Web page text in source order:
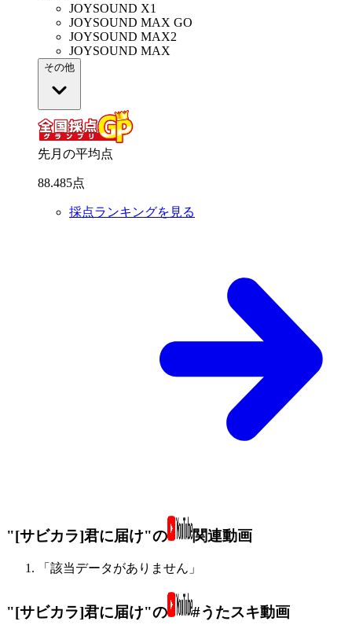
JOYSOUND X1
JOYSOUND MAX GO
JOYSOUND MAX2
JOYSOUND MAX
その他
先月の平均点
88.485点
採点ランキングを見る
"[サビカラ]君に届け"の 関連動画
「該当データがありません」
"[サビカラ]君に届け"の #うたスキ動画